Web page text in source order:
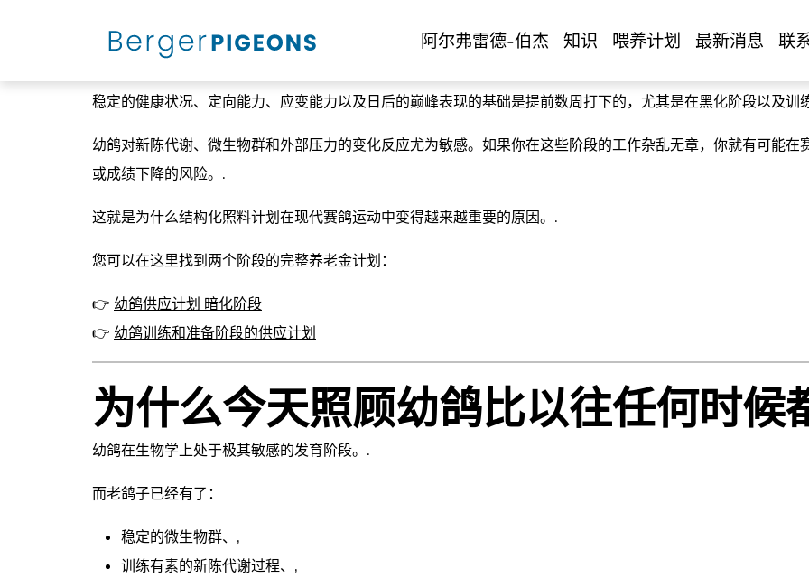
阿尔弗雷德-伯杰 知识 喂养计划 最新消息 联
幼鸽养护计划：成功度过暗化期、训
稳定的健康状况、定向能力、应变能力以及日后的巅峰表现的基础是提前数周打下的，尤其是在黑化阶段以及训
幼鸽对新陈代谢、微生物群和外部压力的变化反应尤为敏感。如果你在这些阶段的工作杂乱无章，你就有可能
或成绩下降的风险。.
这就是为什么结构化照料计划在现代赛鸽运动中变得越来越重要的原因。.
您可以在这里找到两个阶段的完整养老金计划：
👉 幼鸽供应计划 暗化阶段
👉 幼鸽训练和准备阶段的供应计划
为什么今天照顾幼鸽比以往任何时候
幼鸽在生物学上处于极其敏感的发育阶段。.
而老鸽子已经有了：
稳定的微生物群、,
训练有素的新陈代谢过程、,